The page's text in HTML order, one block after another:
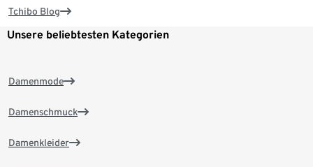
Tchibo Blog
Unsere beliebtesten Kategorien
Damenmode
Damenschmuck
Damenkleider